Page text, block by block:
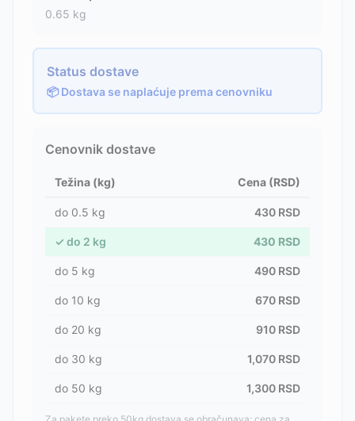
0.65 kg
Status dostave
📦 Dostava se naplaćuje prema cenovniku
Cenovnik dostave
Težina (kg) Cena (RSD)
do 0.5 kg 430 RSD
✓ do 2 kg 430 RSD
do 5 kg 490 RSD
do 10 kg 670 RSD
do 20 kg 910 RSD
do 30 kg 1,070 RSD
do 50 kg 1,300 RSD